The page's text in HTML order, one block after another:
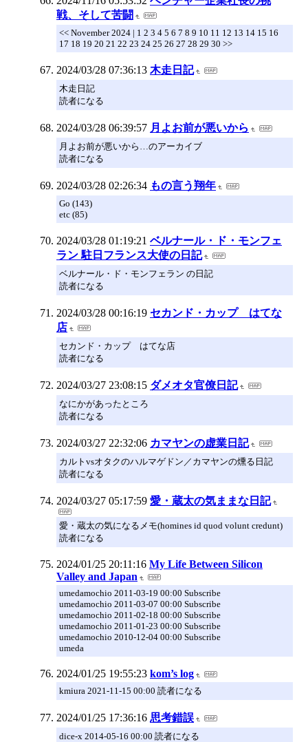
戦、そして苦闘
<< November 2024 | 1 2 3 4 5 6 7 8 9 10 11 12 13 14 15 16
17 18 19 20 21 22 23 24 25 26 27 28 29 30 >>
2024/03/28 07:36:13 木走日記
木走日記
読者になる
2024/03/28 06:39:57 月よお前が悪いから
月よお前が悪いから…のアーカイブ
読者になる
2024/03/28 02:26:34 もの言う翔年
Go (143)
etc (85)
2024/03/28 01:19:21 ベルナール・ド・モンフェ
ラン 駐日フランス大使の日記
ベルナール・ド・モンフェラン の日記
読者になる
2024/03/28 00:16:19 セカンド・カップ はてな
店
セカンド・カップ はてな店
読者になる
2024/03/27 23:08:15 ダメオタ官僚日記
なにかがあったところ
読者になる
2024/03/27 22:32:06 カマヤンの虚業日記
カルトvsオタクのハルマゲドン／カマヤンの燻る日記
読者になる
2024/03/27 05:17:59 愛・蔵太の気ままな日記
愛・蔵太の気になるメモ(homines id quod volunt credunt)
読者になる
2024/01/25 20:11:16 My Life Between Silicon
Valley and Japan
umedamochio 2011-03-19 00:00 Subscribe
umedamochio 2011-03-07 00:00 Subscribe
umedamochio 2011-02-18 00:00 Subscribe
umedamochio 2011-01-23 00:00 Subscribe
umedamochio 2010-12-04 00:00 Subscribe
umeda
2024/01/25 19:55:23 kom’s log
kmiura 2021-11-15 00:00 読者になる
2024/01/25 17:36:16 思考錯誤
dice-x 2014-05-16 00:00 読者になる